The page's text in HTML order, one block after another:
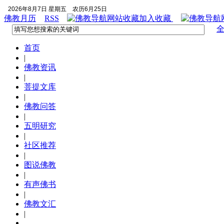
2026年8月7日 星期五 农历6月25日
佛教月历 RSS 加入收藏
首页
|
佛教资讯
|
菩提文库
|
佛教问答
|
五明研究
|
社区推荐
|
图说佛教
|
有声佛书
|
佛教文汇
|